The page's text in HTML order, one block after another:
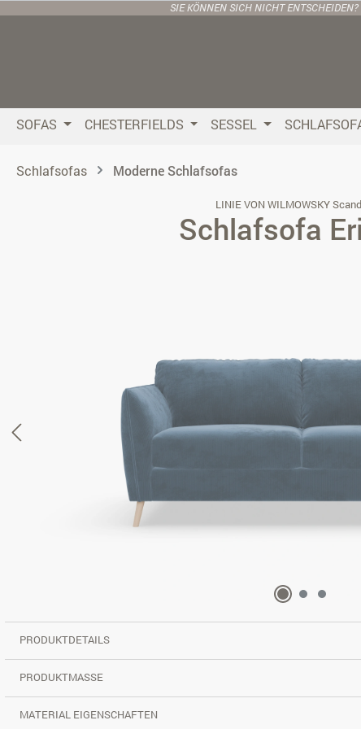
Hauptinhalt springen
Zur Suche springen
Zur Hauptnavigation springen
SIE KÖNNEN SICH NICHT ENTSCHEIDEN?
SOFAS CHESTERFIELDS SESSEL
Schlafsofas Moderne Schlafsofas
LINIE VON WILMOWSKY
Schlafsofa
PRODUKTDETAILS
PRODUKTMASSE
MATERIAL EIGENSCHAFTEN